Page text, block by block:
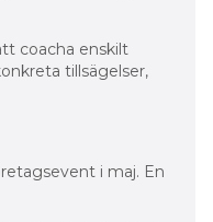
coacha enskilt
tillsägelser,
i maj. En